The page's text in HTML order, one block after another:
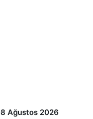
Ağustos 2026